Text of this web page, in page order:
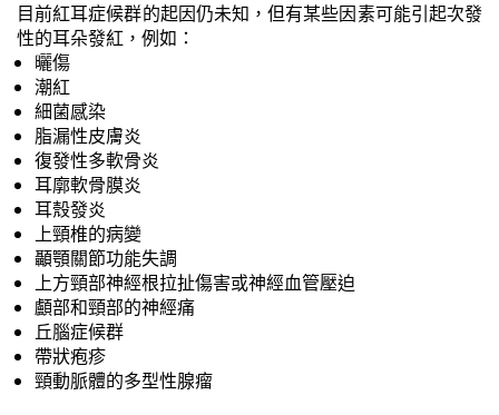
目前紅耳症候群的起因仍未知，但有某些因素可能引起次發
性的耳朵發紅，例如：
曬傷
潮紅
細菌感染
脂漏性皮膚炎
復發性多軟骨炎
耳廓軟骨膜炎
耳殼發炎
上頸椎的病變
顳顎關節功能失調
上方頸部神經根拉扯傷害或神經血管壓迫
顱部和頸部的神經痛
丘腦症候群
帶狀疱疹
頸動脈體的多型性腺瘤